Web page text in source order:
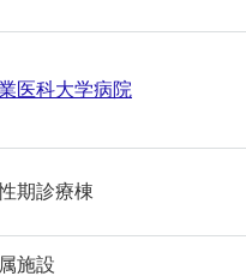
医科大学病院
期診療棟
施設